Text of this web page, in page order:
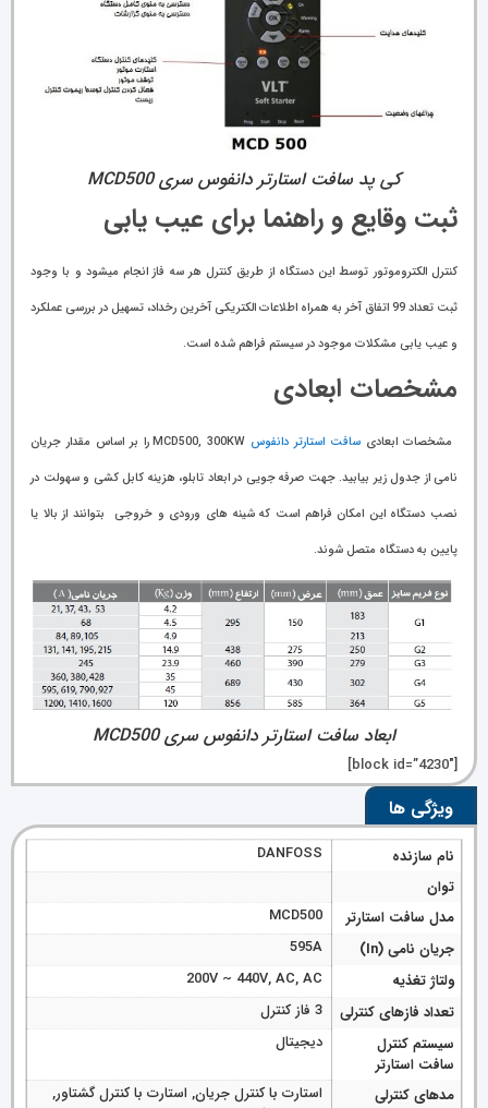
کی پد سافت استارتر دانفوس سری MCD500
ثبت وقایع و راهنما برای عیب یابی
کنترل الکتروموتور توسط این دستگاه از طریق کنترل هر سه فاز انجام میشود و با وجود
ثبت تعداد 99 اتفاق آخر به همراه اطلاعات الکتریکی آخرین رخداد، تسهیل در بررسی عملکرد
و عیب یابی مشکلات موجود در سیستم فراهم شده است.
مشخصات ابعادی
مشخصات ابعادی سافت استارتر دانفوس
MCD500, 300KW را بر اساس مقدار جریان
نامی از جدول زیر بیابید. جهت صرفه جویی در ابعاد تابلو، هزینه کابل کشی و سهولت در
نصب دستگاه این امکان فراهم است که شینه های ورودی و خروجی بتوانند از بالا یا
پایین به دستگاه متصل شوند.
ابعاد سافت استارتر دانفوس سری MCD500
[block id=”4230″]
ویژگی ها
نام سازنده
DANFOSS
توان
مدل سافت استارتر
MCD500
جریان نامی (In)
595A
ولتاژ تغذیه
200V ~ 440V, AC, AC
تعداد فازهای کنترلی
3 فاز کنترل
سیستم کنترل
سافت استارتر
دیجیتال
مدهای کنترلی
استارت با کنترل جریان, استارت با کنترل گشتاور,